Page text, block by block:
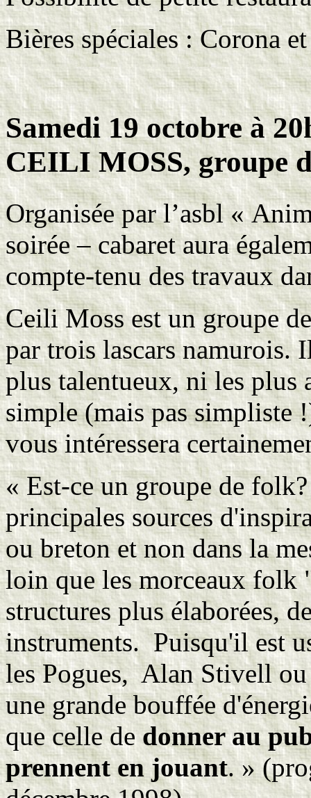
Bières spéciales : Corona
Samedi 19 octobre à
CEILI MOSS, groupe
Organisée par l’asbl «
soirée – cabaret aura
compte-tenu des travaux
Ceili Moss est un groupe
par trois lascars namurois.
plus talentueux, ni les plus
simple (mais pas simpliste
vous intéressera
« Est-ce un groupe de
principales sources
ou breton et non dans la
loin que les morceaux folk
structures plus élaborées,
instruments. Puisqu'il est
les Pogues, Alan Stivell
une grande bouffée
que celle dedonner au
prennent en jouant. »